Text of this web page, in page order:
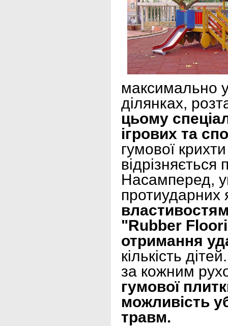
максимально
ділянках,
цьому
ігрових та
гумової
Насамперед,
протиударних
"Rubber
отримання
кількість
за кожним
гумової
можливість
травм.